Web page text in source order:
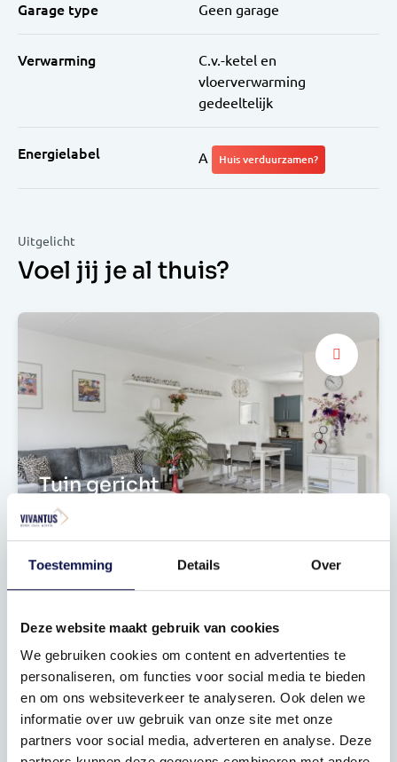
Toestemming Details Over
Deze website maakt gebruik van cookies
We gebruiken cookies om content en advertenties te
personaliseren, om functies voor social media te bieden
en om ons websiteverkeer te analyseren. Ook delen we
informatie over uw gebruik van onze site met onze
partners voor social media, adverteren en analyse. Deze
Garage type Geen garage
Verwarming
C.v.-ketel en
vloerverwarming
gedeeltelijk
Energielabel A Huis verduurzamen?
Uitgelicht
Voel jij je al thuis?
Tuin gericht
Grote raampartijen
Een open keuken